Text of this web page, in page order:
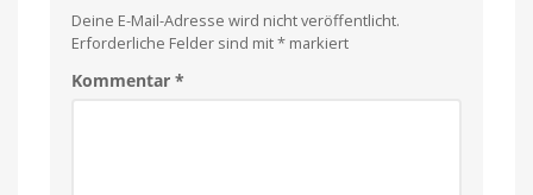
Deine E-Mail-Adresse wird nicht veröffentlicht.
Erforderliche Felder sind mit* markiert
Kommentar *